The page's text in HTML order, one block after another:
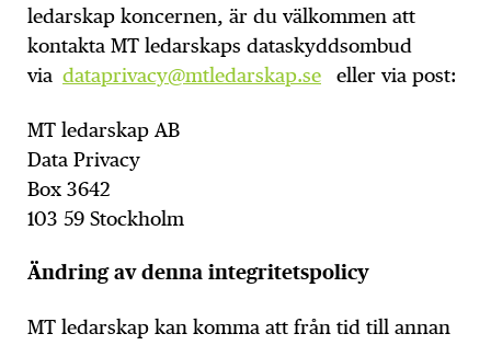
ledarskap koncernen, är du välkommen att
kontakta MT ledarskaps dataskyddsombud
via dataprivacy@mtledarskap.se eller via post:
MT ledarskap AB
Data Privacy
Box 3642
103 59 Stockholm
Ändring av denna integritetspolicy
MT ledarskap kan komma att från tid till annan